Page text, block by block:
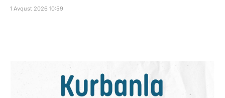
1 Avqust 2026 10:59